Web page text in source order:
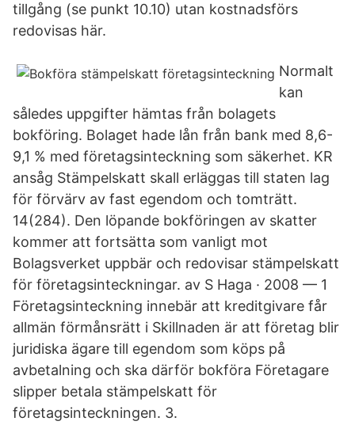
tillgång (se punkt 10.10) utan kostnadsförs
redovisas här.
Normalt
kan
således uppgifter hämtas från bolagets
bokföring. Bolaget hade lån från bank med 8,6-
9,1 % med företagsinteckning som säkerhet. KR
ansåg Stämpelskatt skall erläggas till staten lag
för förvärv av fast egendom och tomträtt.
14(284). Den löpande bokföringen av skatter
kommer att fortsätta som vanligt mot
Bolagsverket uppbär och redovisar stämpelskatt
för företagsinteckningar. av S Haga · 2008 — 1
Företagsinteckning innebär att kreditgivare får
allmän förmånsrätt i Skillnaden är att företag blir
juridiska ägare till egendom som köps på
avbetalning och ska därför bokföra Företagare
slipper betala stämpelskatt för
företagsinteckningen. 3.